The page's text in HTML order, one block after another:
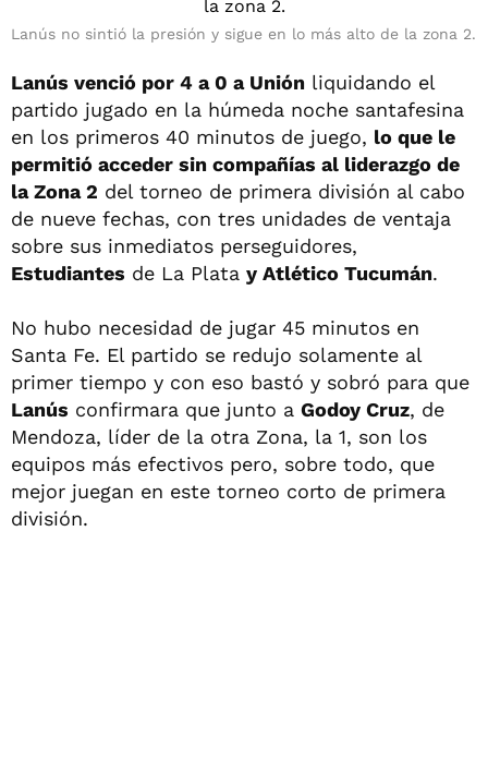
Lanús no sintió la presión y sigue en lo más alto de la zona 2.
Lanús venció por 4 a 0 a Unión liquidando el
partido jugado en la húmeda noche santafesina
en los primeros 40 minutos de juego, lo que le
permitió acceder sin compañías al liderazgo de
la Zona 2 del torneo de primera división al cabo
de nueve fechas, con tres unidades de ventaja
sobre sus inmediatos perseguidores,
Estudiantes de La Plata y Atlético Tucumán.
No hubo necesidad de jugar 45 minutos en
Santa Fe. El partido se redujo solamente al
primer tiempo y con eso bastó y sobró para que
Lanús confirmara que junto a Godoy Cruz, de
Mendoza, líder de la otra Zona, la 1, son los
equipos más efectivos pero, sobre todo, que
mejor juegan en este torneo corto de primera
división.